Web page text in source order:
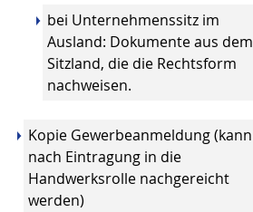
bei Unternehmenssitz im
Ausland: Dokumente aus dem
Sitzland, die die Rechtsform
nachweisen.
Kopie Gewerbeanmeldung (kann
nach Eintragung in die
Handwerksrolle nachgereicht
werden)